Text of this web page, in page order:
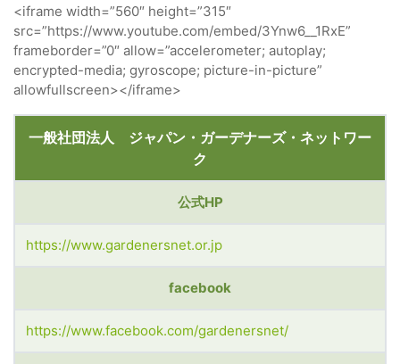
<iframe width=”560″ height=”315″
src=”https://www.youtube.com/embed/3Ynw6__1RxE”
frameborder=”0″ allow=”accelerometer; autoplay;
encrypted-media; gyroscope; picture-in-picture”
allowfullscreen></iframe>
一般社団法人 ジャパン・ガーデナーズ・ネットワー
ク
公式HP
https://www.gardenersnet.or.jp
facebook
https://www.facebook.com/gardenersnet/